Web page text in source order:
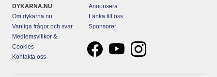
DYKARNA.NU
Om dykarna.nu
Vanliga frågor och svar
Medlemsvillkor &
Cookies
Kontakta oss
Annonsera
Länka till oss
Sponsorer